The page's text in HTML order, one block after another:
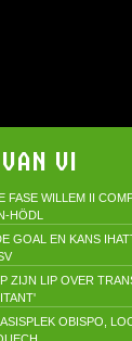
VI
FASE WILLEM II
HÖDL
GOAL EN KANS
ZIJN LIP OVER
OBISPO,